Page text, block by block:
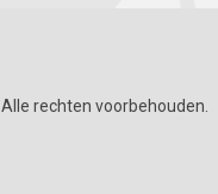
. Alle rechten voorbehouden.